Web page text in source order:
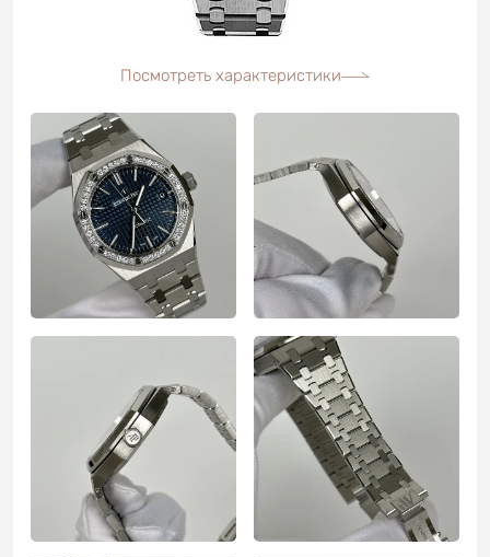
Посмотреть характеристики